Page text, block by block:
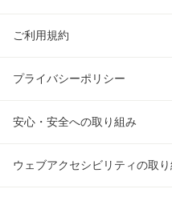
ご利用規約
プライバシーポリシー
安心・安全への取り組み
ウェブアクセシビリティの取